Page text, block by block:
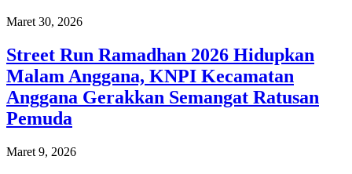
Maret 30, 2026
Street Run Ramadhan 2026 Hidupkan
Malam Anggana, KNPI Kecamatan
Anggana Gerakkan Semangat Ratusan
Pemuda
Maret 9, 2026